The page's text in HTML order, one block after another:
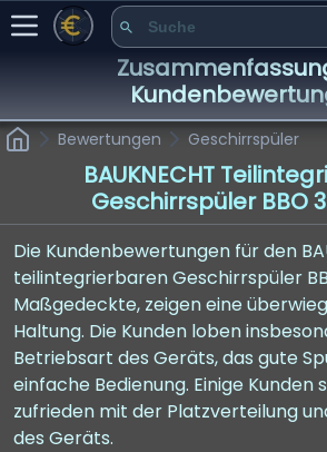
Bewertungen Geschirrspüler
BAUKNECHT
Geschirrspüler BBO
Die Kundenbewertungen für den
teilintegrierbaren Geschirrspüler
Maßgedeckte, zeigen eine
Haltung. Die Kunden loben
Betriebsart des Geräts, das gute
einfache Bedienung. Einige Kunden
zufrieden mit der Platzverteilung
des Geräts.